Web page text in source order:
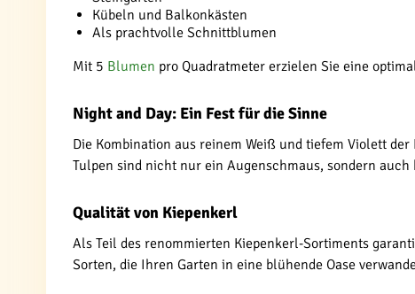
Kübeln und Balkonkästen
Als prachtvolle Schnittblumen
Mit 5 Blumen pro Quadratmeter erzielen Sie eine
Night and Day: Ein Fest für die Sinne
Die Kombination aus reinem Weiß und tiefem Violett
Tulpen sind nicht nur ein Augenschmaus, sondern
Qualität von Kiepenkerl
Als Teil des renommierten Kiepenkerl-Sortiments
Sorten, die Ihren Garten in eine blühende Oase